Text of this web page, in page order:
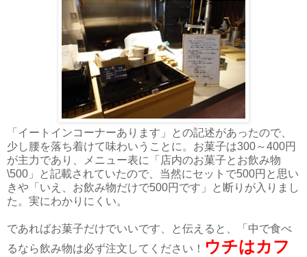
「イートインコーナーあります」との記述があったので、
少し腰を落ち着けて味わいうことに。お菓子は300～400円
が主力であり、メニュー表に「店内のお菓子とお飲み物
\500」と記載されていたので、当然にセットで500円と思い
きや「いえ、お飲み物だけで500円です」と断りが入りまし
た。実にわかりにくい。
であればお菓子だけでいいです、と伝えると、「中で食べ
るなら飲み物は必ず注文してください！ ウチはカフ